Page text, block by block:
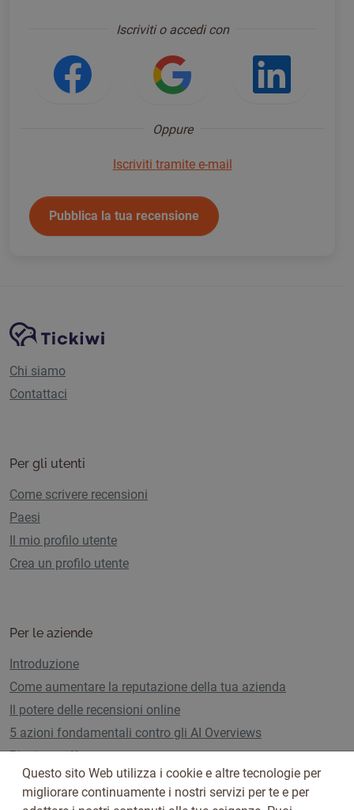
Iscriviti o accedi con
Accedi usando Facebook
Accedi usando
Oppure
Iscriviti tramite e-mail
Pubblica la tua recensione
Navigazione del sito
Piattaforma Tickiwi
Chi siamo
Contattaci
Per gli utenti
Come scrivere recensioni
Paesi
Il mio profilo utente
Crea un profilo utente
Per le aziende
Introduzione
Come aumentare la reputazione della tua azienda
Il potere delle recensioni online
5 azioni fondamentali contro gli AI Overviews
Piani e tariffe
Questo sito Web utilizza i cookie e altre tecnologie per
migliorare continuamente i nostri servizi per te e per